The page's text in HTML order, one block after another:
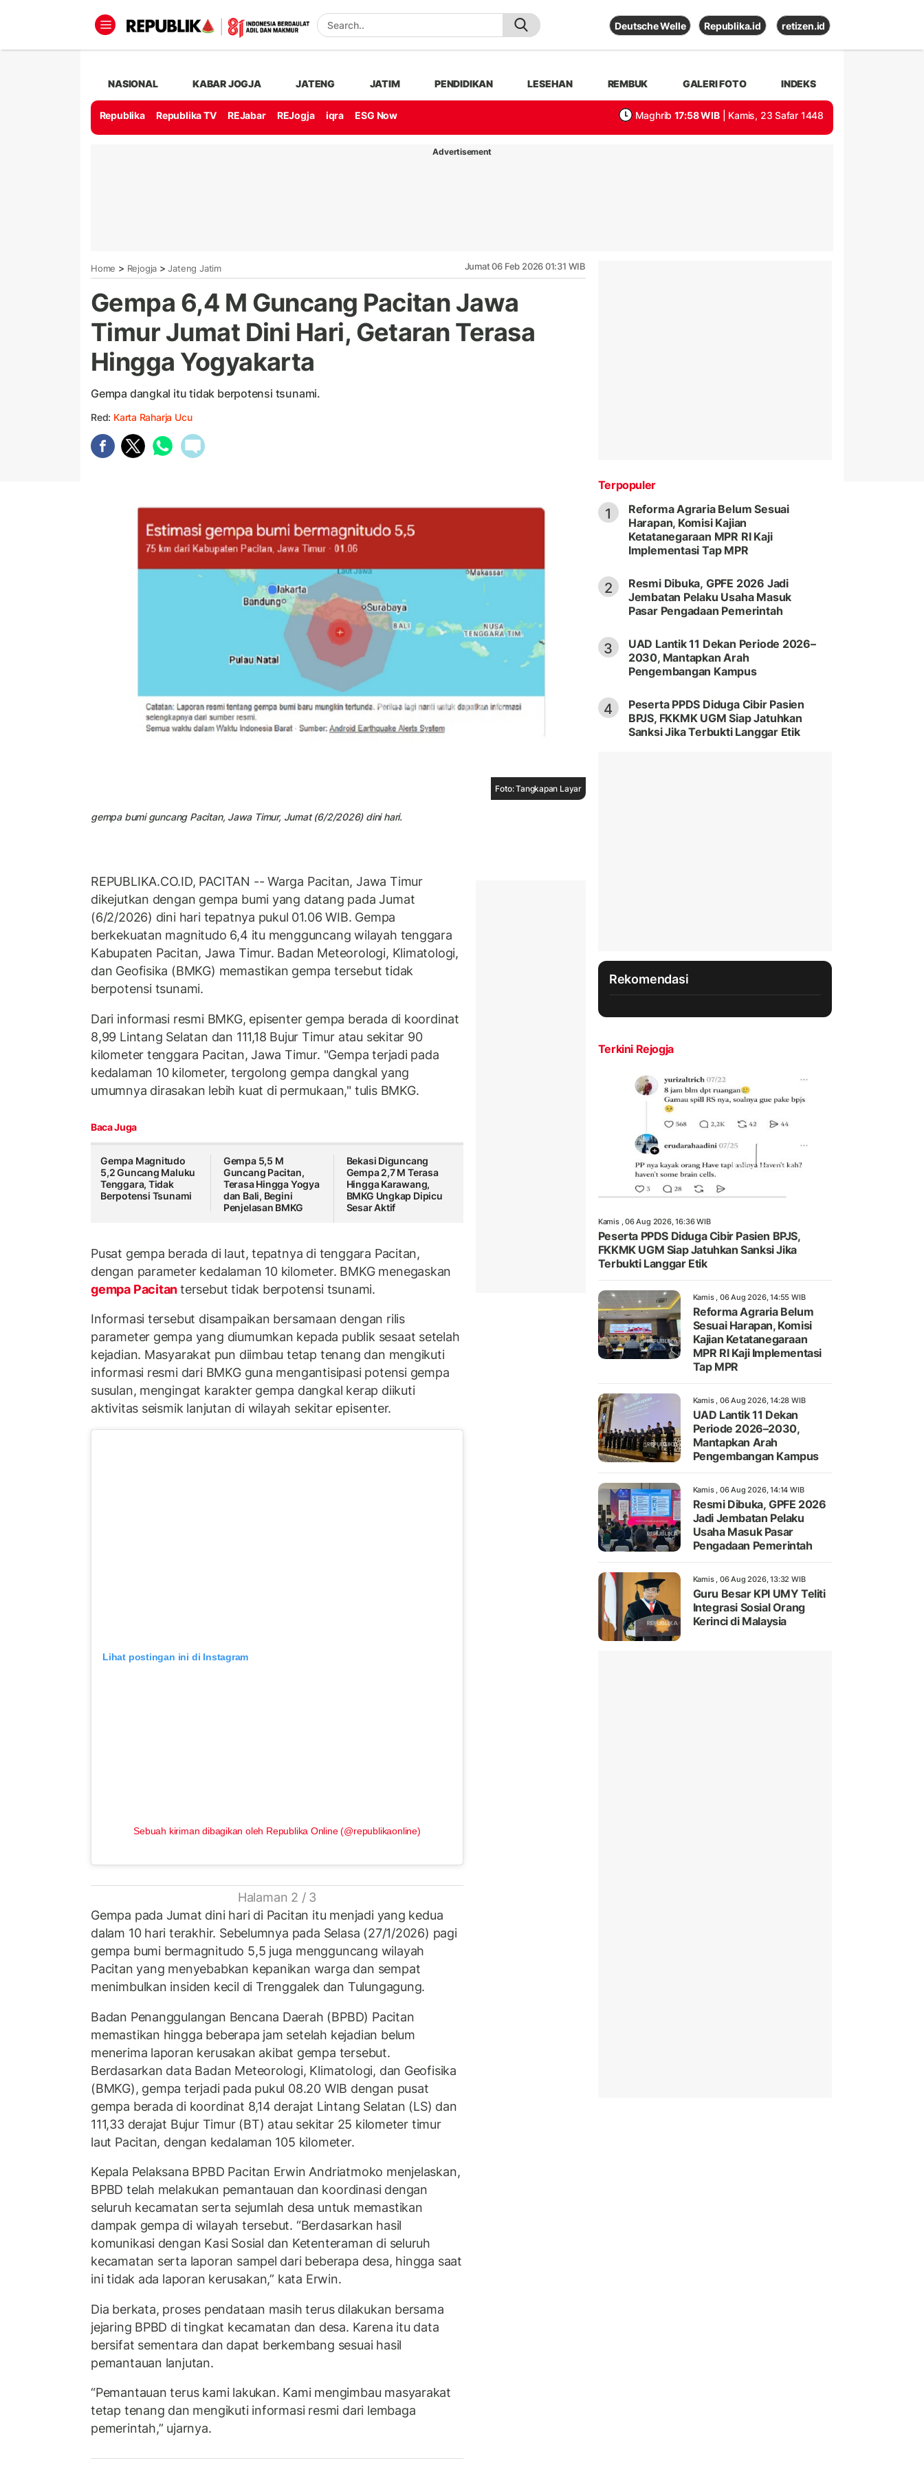
Deutsche Welle Republika.id retizen.id
NASIONAL KABAR JOGJA JATENG JATIM PENDIDIKAN LESEHAN REMBUK GALERI FOTO INDEKS
Republika Republika TV REJabar REJogja iqra ESG Now Maghrib 17:58 WIB | Kamis, 23 Safar 1448
Advertisement
Home > Rejogja > Jateng Jatim Jumat 06 Feb 2026 01:31 WIB
Gempa 6,4 M Guncang Pacitan Jawa
Timur Jumat Dini Hari, Getaran Terasa
Hingga Yogyakarta
Gempa dangkal itu tidak berpotensi tsunami.
Red: Karta Raharja Ucu
Foto: Tangkapan Layar
gempa bumi guncang Pacitan, Jawa Timur, Jumat (6/2/2026) dini hari.
REPUBLIKA.CO.ID, PACITAN -- Warga Pacitan, Jawa Timur
dikejutkan dengan gempa bumi yang datang pada Jumat
(6/2/2026) dini hari tepatnya pukul 01.06 WIB. Gempa
berkekuatan magnitudo 6,4 itu mengguncang wilayah tenggara
Kabupaten Pacitan, Jawa Timur. Badan Meteorologi, Klimatologi,
dan Geofisika (BMKG) memastikan gempa tersebut tidak
berpotensi tsunami.
Dari informasi resmi BMKG, episenter gempa berada di koordinat
8,99 Lintang Selatan dan 111,18 Bujur Timur atau sekitar 90
kilometer tenggara Pacitan, Jawa Timur. "Gempa terjadi pada
kedalaman 10 kilometer, tergolong gempa dangkal yang
umumnya dirasakan lebih kuat di permukaan," tulis BMKG.
Baca Juga
Gempa Magnitudo
5,2 Guncang Maluku
Tenggara, Tidak
Berpotensi Tsunami
Gempa 5,5 M
Guncang Pacitan,
Terasa Hingga Yogya
dan Bali, Begini
Penjelasan BMKG
Bekasi Diguncang
Gempa 2,7 M Terasa
Hingga Karawang,
BMKG Ungkap Dipicu
Sesar Aktif
Pusat gempa berada di laut, tepatnya di tenggara Pacitan,
dengan parameter kedalaman 10 kilometer. BMKG menegaskan
gempa Pacitantersebut tidak berpotensi tsunami.
Informasi tersebut disampaikan bersamaan dengan rilis
parameter gempa yang diumumkan kepada publik sesaat setelah
kejadian. Masyarakat pun diimbau tetap tenang dan mengikuti
informasi resmi dari BMKG guna mengantisipasi potensi gempa
susulan, mengingat karakter gempa dangkal kerap diikuti
aktivitas seismik lanjutan di wilayah sekitar episenter.
Lihat postingan ini di Instagram
Sebuah kiriman dibagikan oleh Republika Online (@republikaonline)
Halaman 2 / 3
Gempa pada Jumat dini hari di Pacitan itu menjadi yang kedua
dalam 10 hari terakhir. Sebelumnya pada Selasa (27/1/2026) pagi
gempa bumi bermagnitudo 5,5 juga mengguncang wilayah
Pacitan yang menyebabkan kepanikan warga dan sempat
menimbulkan insiden kecil di Trenggalek dan Tulungagung.
Badan Penanggulangan Bencana Daerah (BPBD) Pacitan
memastikan hingga beberapa jam setelah kejadian belum
menerima laporan kerusakan akibat gempa tersebut.
Berdasarkan data Badan Meteorologi, Klimatologi, dan Geofisika
(BMKG), gempa terjadi pada pukul 08.20 WIB dengan pusat
gempa berada di koordinat 8,14 derajat Lintang Selatan (LS) dan
111,33 derajat Bujur Timur (BT) atau sekitar 25 kilometer timur
laut Pacitan, dengan kedalaman 105 kilometer.
Kepala Pelaksana BPBD Pacitan Erwin Andriatmoko menjelaskan,
BPBD telah melakukan pemantauan dan koordinasi dengan
seluruh kecamatan serta sejumlah desa untuk memastikan
dampak gempa di wilayah tersebut. “Berdasarkan hasil
komunikasi dengan Kasi Sosial dan Ketenteraman di seluruh
kecamatan serta laporan sampel dari beberapa desa, hingga saat
ini tidak ada laporan kerusakan,” kata Erwin.
Dia berkata, proses pendataan masih terus dilakukan bersama
jejaring BPBD di tingkat kecamatan dan desa. Karena itu data
bersifat sementara dan dapat berkembang sesuai hasil
pemantauan lanjutan.
“Pemantauan terus kami lakukan. Kami mengimbau masyarakat
tetap tenang dan mengikuti informasi resmi dari lembaga
pemerintah,” ujarnya.
Terpopuler
1
Reforma Agraria Belum Sesuai
Harapan, Komisi Kajian
Ketatanegaraan MPR RI Kaji
Implementasi Tap MPR
2
Resmi Dibuka, GPFE 2026 Jadi
Jembatan Pelaku Usaha Masuk
Pasar Pengadaan Pemerintah
3
UAD Lantik 11 Dekan Periode 2026–
2030, Mantapkan Arah
Pengembangan Kampus
4
Peserta PPDS Diduga Cibir Pasien
BPJS, FKKMK UGM Siap Jatuhkan
Sanksi Jika Terbukti Langgar Etik
Rekomendasi
Terkini Rejogja
Kamis , 06 Aug 2026, 16:36 WIB
Peserta PPDS Diduga Cibir Pasien BPJS,
FKKMK UGM Siap Jatuhkan Sanksi Jika
Terbukti Langgar Etik
Kamis , 06 Aug 2026, 14:55 WIB
Reforma Agraria Belum
Sesuai Harapan, Komisi
Kajian Ketatanegaraan
MPR RI Kaji Implementasi
Tap MPR
Kamis , 06 Aug 2026, 14:28 WIB
UAD Lantik 11 Dekan
Periode 2026–2030,
Mantapkan Arah
Pengembangan Kampus
Kamis , 06 Aug 2026, 14:14 WIB
Resmi Dibuka, GPFE 2026
Jadi Jembatan Pelaku
Usaha Masuk Pasar
Pengadaan Pemerintah
Kamis , 06 Aug 2026, 13:32 WIB
Guru Besar KPI UMY Teliti
Integrasi Sosial Orang
Kerinci di Malaysia